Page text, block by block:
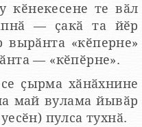
кӗнекесене те вӑл
— ҫакӑ та йӗр
вырӑнта «кӗперне»
— «кӗпӗрне».
ҫырма хӑнӑхнине
май вулама йывӑр
пулса тухнӑ.